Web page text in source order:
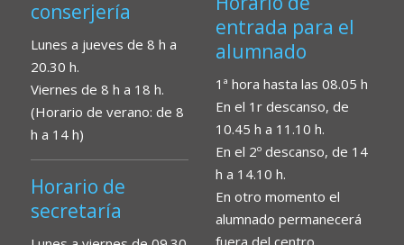
conserjería
Lunes a jueves de 8 h a
20.30 h.
Viernes de 8 h a 18 h.
(Horario de verano: de 8
h a 14 h)
Horario de
secretaría
entrada para el
alumnado
1ª hora hasta las 08.05 h
En el 1r descanso, de
10.45 h a 11.10 h.
En el 2º descanso, de 14
h a 14.10 h.
En otro momento el
alumnado permanecerá